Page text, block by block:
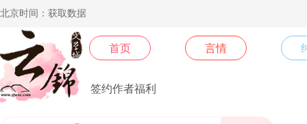
北京时间：获取数据
首页 言情
签约作者福利